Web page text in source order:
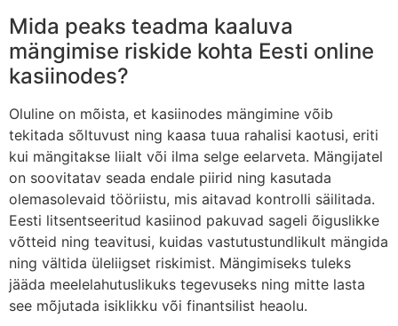
Mida peaks teadma kaaluva
mängimise riskide kohta Eesti online
kasiinodes?
Oluline on mõista, et kasiinodes mängimine võib
tekitada sõltuvust ning kaasa tuua rahalisi kaotusi, eriti
kui mängitakse liialt või ilma selge eelarveta. Mängijatel
on soovitatav seada endale piirid ning kasutada
olemasolevaid tööriistu, mis aitavad kontrolli säilitada.
Eesti litsentseeritud kasiinod pakuvad sageli õiguslikke
võtteid ning teavitusi, kuidas vastutustundlikult mängida
ning vältida üleliigset riskimist. Mängimiseks tuleks
jääda meelelahutuslikuks tegevuseks ning mitte lasta
see mõjutada isiklikku või finantsilist heaolu.